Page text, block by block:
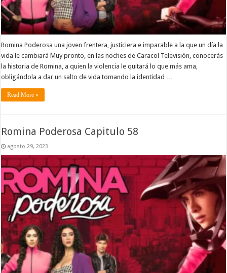
Romina Poderosa una joven frentera, justiciera e imparable a la que un día la
vida le cambiará Muy pronto, en las noches de Caracol Televisión, conocerás
la historia de Romina, a quien la violencia le quitará lo que más ama,
obligándola a dar un salto de vida tomando la identidad …
Read More »
Romina Poderosa Capitulo 58
agosto 29, 2023